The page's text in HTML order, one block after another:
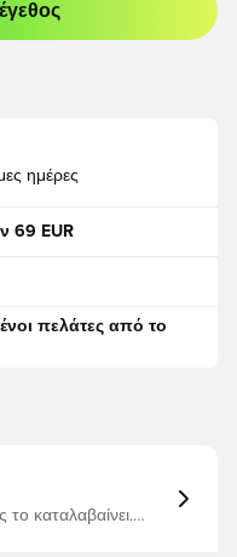
ή να εγγραφείτε ως
ημέρες
69 EUR
πελάτες από το
καταλαβαίνει.